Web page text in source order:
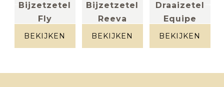
Bijzetzetel
Fly
roodbruin
gespikkeld
BEKIJKEN
Bijzetzetel
Reeva
cognac
BEKIJKEN
Draaizetel
Equipe
(halfhoge...
cognacbruin
BEKIJKEN